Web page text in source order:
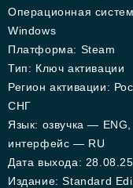
5
Операционная
Windows
Платформа: Steam
Тип: Ключ активации
Регион активации:
СНГ
Язык: озвучка — ENG,
интерфейс — RU
Дата выхода: 28.08.25
Издание: Standard